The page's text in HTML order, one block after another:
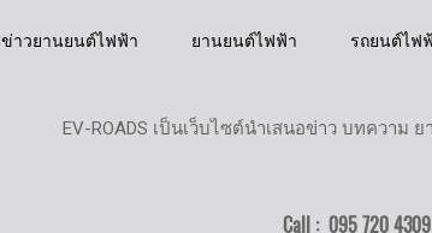
ข่าวยานยนต์ไฟฟ้า ยานยนต์ไฟฟ้า รถยนต์ไฟ
EV-ROADS เป็นเว็บไซต์นำเสนอข่าว บทควา
Call : 095 720